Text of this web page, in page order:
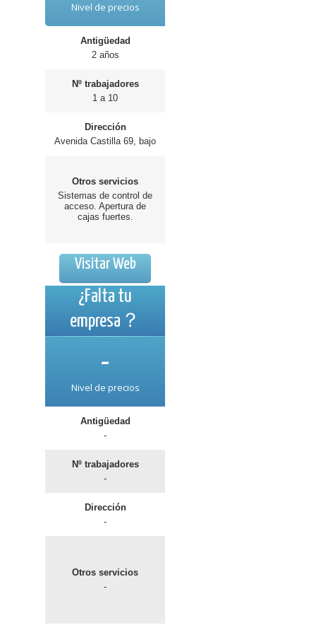
Nivel de precios
Antigüedad
2 años
Nº trabajadores
1 a 10
Dirección
Avenida Castilla 69, bajo
Otros servicios
Sistemas de control de
acceso. Apertura de
cajas fuertes.
Visitar Web
¿Falta tu
empresa？
-
Nivel de precios
Antigüedad
-
Nº trabajadores
-
Dirección
-
Otros servicios
-